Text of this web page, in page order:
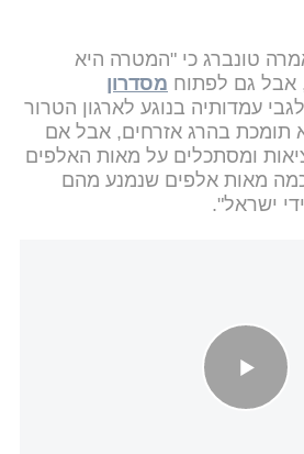
אמרה טונברג כי "המטרה היא
אבל גם לפתוח מסדרון
עמדותיה בנוגע לארגון הטרור
תומכת בהרג אזרחים, אבל אם
ומסתכלים על מאות האלפים
מאות אלפים שנמנע מהם
ישראל".